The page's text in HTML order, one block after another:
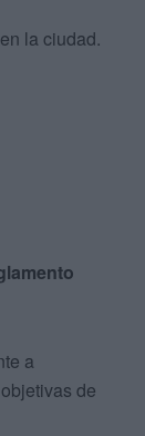
la ciudad.
a
de